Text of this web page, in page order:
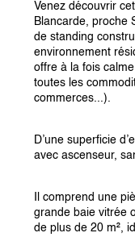
Venez découvrir
Blancarde, proche
de standing
environnement
offre à la fois
toutes les
commerces...).
D’une superficie
avec ascenseur,
Il comprend une
grande baie vitrée
de plus de 20 m²,